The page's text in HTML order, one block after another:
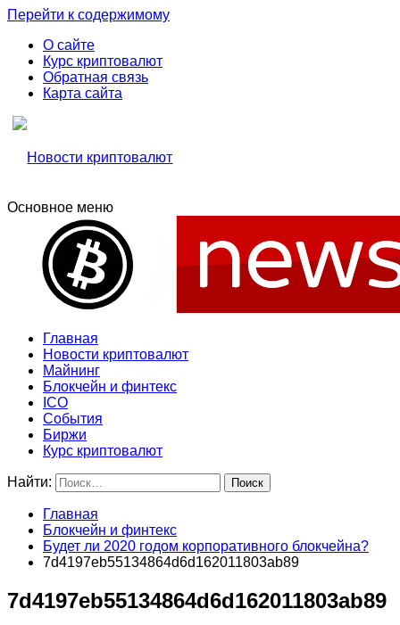
Перейти к содержимому
О сайте
Курс криптовалют
Обратная связь
Карта сайта
Новости криптовалют
Свежие новости криптовалюти, прогнозы, обзоры бирж
Основное меню
Новости криптовалют
Главная
Новости криптовалют
Майнинг
Блокчейн и финтекс
ICO
События
Биржи
Курс криптовалют
Найти:
Главная
Блокчейн и финтекс
Будет ли 2020 годом корпоративного блокчейна?
7d4197eb55134864d6d162011803ab89
7d4197eb55134864d6d162011803ab89